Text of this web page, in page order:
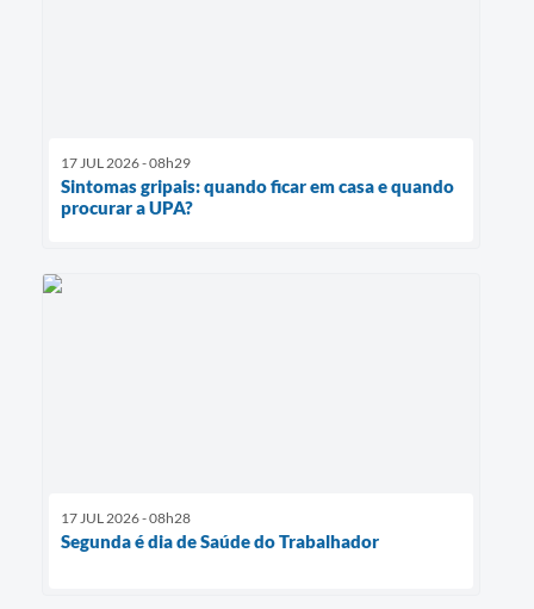
17 JUL 2026 - 08h29
Sintomas gripais: quando ficar em casa e quando
procurar a UPA?
17 JUL 2026 - 08h28
Segunda é dia de Saúde do Trabalhador